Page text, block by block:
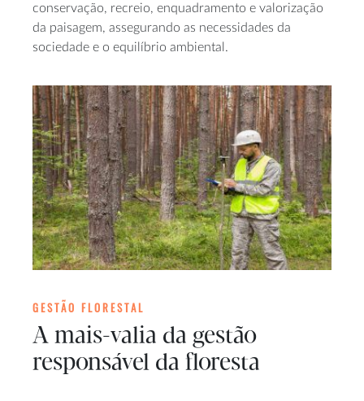
conservação, recreio, enquadramento e valorização
da paisagem, assegurando as necessidades da
sociedade e o equilíbrio ambiental.
GESTÃO FLORESTAL
A mais-valia da gestão
responsável da floresta